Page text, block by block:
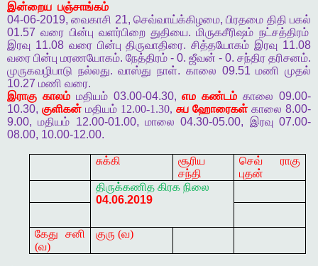
இன்றைய பஞ்சாங்கம்
04-06-2019,வைகாசி 21,செவ்வாய்க்கிழமை,பிரதமை திதி பகல்
01.57வரை பின்பு வளர்பிறை துதியை.மிருகசீரிஷம் நட்சத்திரம்
இரவு 11.08 வரை பின்பு திருவாதிரை.சித்தயோகம் இரவு 11.08
வரை பின்பு மரணயோகம். நேத்திரம் - 0. ஜீவன் - 0. சந்திர தரிசனம்.
முருகவழிபாடு நல்லது.வாஸ்து நாள். காலை 09.51மணி முதல்
10.27 மணி வரை.
இராகு காலம் மதியம்03.00-04.30,எம கண்டம் காலை 09.00-
10.30, குளிகன் மதியம் 12.00-1.30, சுப ஹோரைகள் காலை 8.00-
9.00,மதியம் 12.00-01.00,மாலை 04.30-05.00, இரவு07.00-
08.00, 10.00-12.00.
சுக்கி
சூரிய
சந்தி
செவ் ராகு
புதன்
திருக்கணித கிரக நிலை
04.06.2019
கேது சனி
(வ)
குரு (வ)